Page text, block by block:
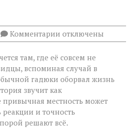
Комментарии к
записи
укус:
как
обычная
прогулка
обернулась
трагедией»
отключены
там, где её совсем не
вспоминая случай в
гадюки оборвал жизнь
звучит как
местность может
реакции и точность
решают всё.